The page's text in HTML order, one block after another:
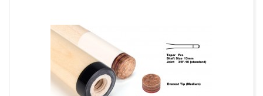
Queueoberteile